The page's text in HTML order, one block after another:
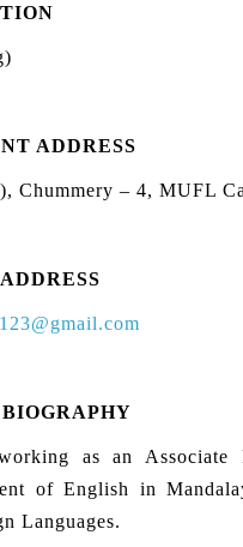
ADDRESS
Chummery – 4, MUFL
as an Associate
of English in
Languages.